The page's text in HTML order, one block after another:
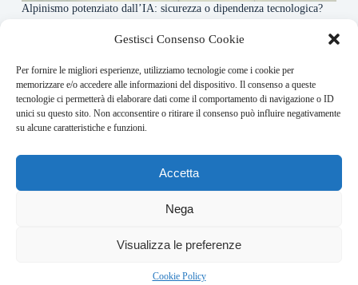
Gestisci Consenso Cookie
Per fornire le migliori esperienze, utilizziamo tecnologie come i cookie per
memorizzare e/o accedere alle informazioni del dispositivo. Il consenso a queste
tecnologie ci permetterà di elaborare dati come il comportamento di navigazione o ID
unici su questo sito. Non acconsentire o ritirare il consenso può influire negativamente
su alcune caratteristiche e funzioni.
Accetta
Nega
Visualizza le preferenze
Cookie Policy
Alpinismo potenziato dall’IA: sicurezza o dipendenza tecnologica?
About this website
Rivistadellamontagna.it ogni giorno trova per te le principali
notizie su montagna trekking e alpinismo da tutto il mondo.
Address:
VIA USODIMARE 3 - 37138 - VERONA (VR)
redazione@bullet-network.com
bullet-network.com
Bullet - Dynamic Solutions Srl P.IVA 02954300238 – REA